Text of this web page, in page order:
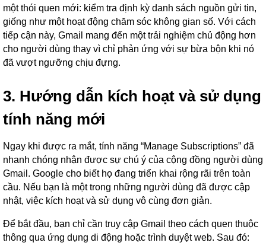
một thói quen mới: kiểm tra định kỳ danh sách nguồn gửi tin,
giống như một hoạt động chăm sóc không gian số. Với cách
tiếp cận này, Gmail mang đến một trải nghiệm chủ động hơn
cho người dùng thay vì chỉ phản ứng với sự bừa bộn khi nó
đã vượt ngưỡng chịu đựng.
3. Hướng dẫn kích hoạt và sử dụng
tính năng mới
Ngay khi được ra mắt, tính năng “Manage Subscriptions” đã
nhanh chóng nhận được sự chú ý của cộng đồng người dùng
Gmail. Google cho biết họ đang triển khai rộng rãi trên toàn
cầu. Nếu bạn là một trong những người dùng đã được cập
nhật, việc kích hoạt và sử dụng vô cùng đơn giản.
Để bắt đầu, bạn chỉ cần truy cập Gmail theo cách quen thuộc
thông qua ứng dụng di động hoặc trình duyệt web. Sau đó: